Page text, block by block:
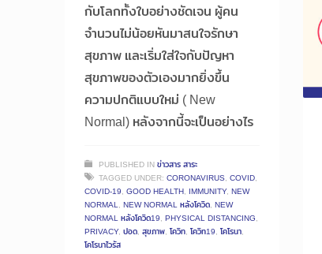
กับโลกทั้งใบอย่างชัดเจน ผู้คน
จำนวนไม่น้อยหันมาสนใจรักษา
สุขภาพ และเริ่มใส่ใจกับปัญหา
สุขภาพของตัวเองมากยิ่งขึ้น
ความปกติแบบใหม่ ( New
Normal) หลังจากนี้จะเป็นอย่างไร
PUBLISHED INข่าวสาร สาระ
TAGGED UNDER: CORONAVIRUS, COVID,
COVID-19, GOOD HEALTH, IMMUNITY, NEW
NORMAL, NEW NORMAL หลังโควิด, NEW
NORMAL หลังโควิด19, PHYSICAL DISTANCING,
PRIVACY, ปอด, สุขภาพ, โควิท, โควิท19, โคโรนา,
โคโรนาไวรัส